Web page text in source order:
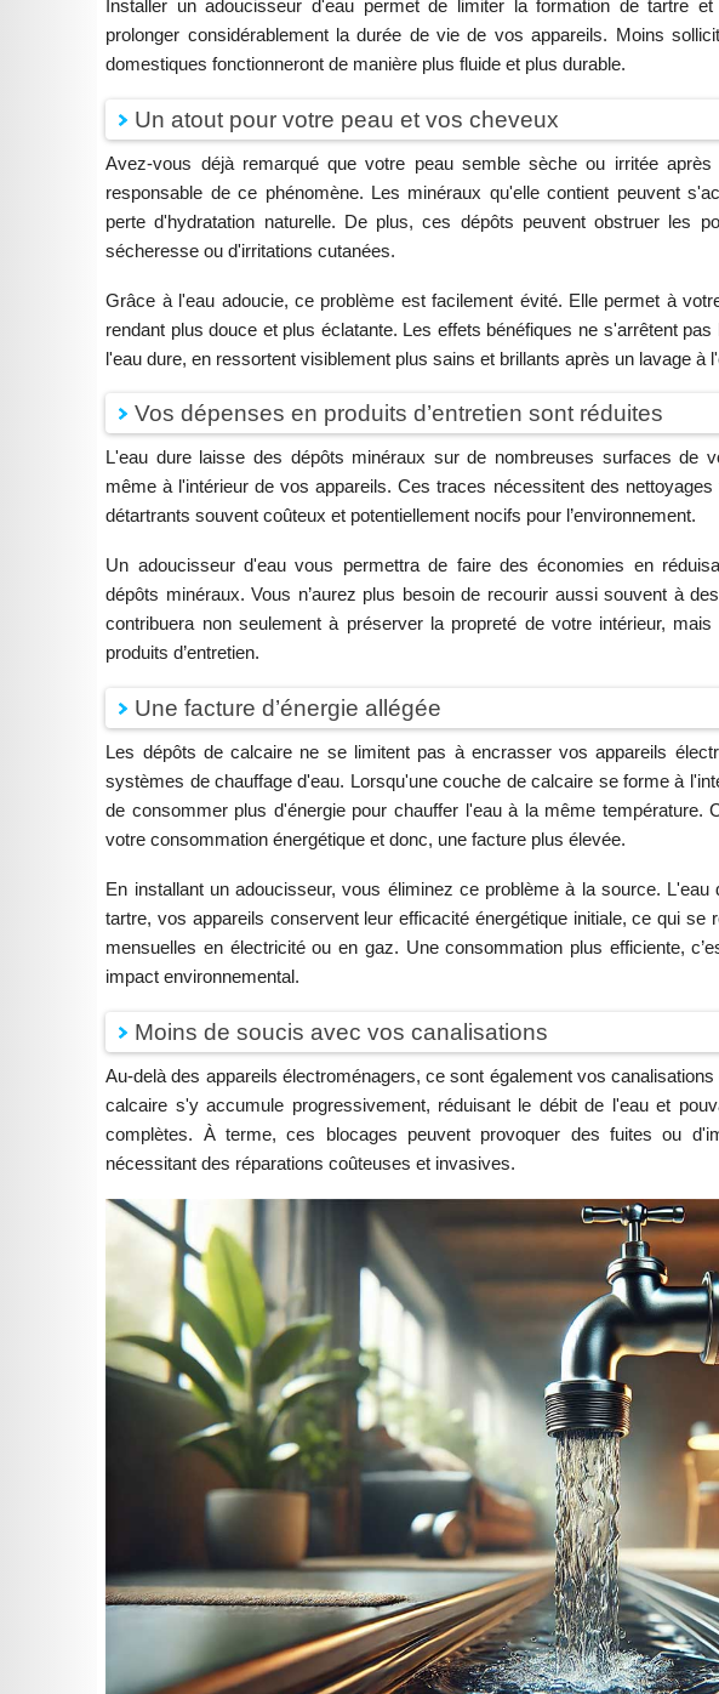
Installer un adoucisseur d'eau permet de limiter la formation de tartre
prolonger considérablement la durée de vie de vos appareils. Moins
domestiques fonctionneront de manière plus fluide et plus durable.
Un atout pour votre peau et vos cheveux
Avez-vous déjà remarqué que votre peau semble sèche ou irritée
responsable de ce phénomène. Les minéraux qu'elle contient peuvent
perte d'hydratation naturelle. De plus, ces dépôts peuvent obstruer les
sécheresse ou d'irritations cutanées.
Grâce à l'eau adoucie, ce problème est facilement évité. Elle permet à
rendant plus douce et plus éclatante. Les effets bénéfiques ne s'arrêtent
l'eau dure, en ressortent visiblement plus sains et brillants après un lavage à
Vos dépenses en produits d’entretien sont réduites
L'eau dure laisse des dépôts minéraux sur de nombreuses surfaces de
même à l'intérieur de vos appareils. Ces traces nécessitent des
détartrants souvent coûteux et potentiellement nocifs pour l’environnement.
Un adoucisseur d'eau vous permettra de faire des économies en
dépôts minéraux. Vous n’aurez plus besoin de recourir aussi souvent à
contribuera non seulement à préserver la propreté de votre intérieur,
produits d’entretien.
Une facture d’énergie allégée
Les dépôts de calcaire ne se limitent pas à encrasser vos appareils
systèmes de chauffage d'eau. Lorsqu'une couche de calcaire se forme à
de consommer plus d'énergie pour chauffer l'eau à la même température.
votre consommation énergétique et donc, une facture plus élevée.
En installant un adoucisseur, vous éliminez ce problème à la source.
tartre, vos appareils conservent leur efficacité énergétique initiale, ce qui se
mensuelles en électricité ou en gaz. Une consommation plus efficiente,
impact environnemental.
Moins de soucis avec vos canalisations
Au-delà des appareils électroménagers, ce sont également vos
calcaire s'y accumule progressivement, réduisant le débit de l'eau et
complètes. À terme, ces blocages peuvent provoquer des fuites ou
nécessitant des réparations coûteuses et invasives.